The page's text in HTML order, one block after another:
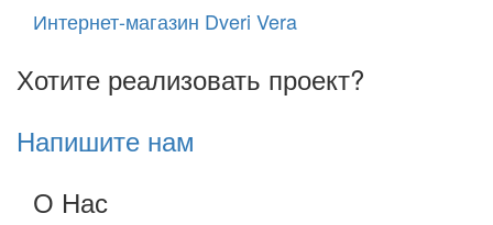
Интернет-магазин Dveri Vera
Хотите реализовать проект?
Напишите нам
О Нас